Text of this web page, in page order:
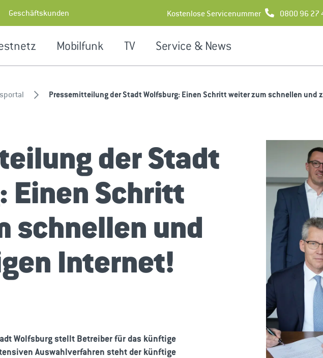
Geschäftskunden 0800 96 27
Kostenlose Servicenummer
Mobilfunk TV Service & News
Pressemitteilung der Stadt Wolfsburg: Einen Schritt weiter zum schnellen und
der Stadt
Einen Schritt
schnellen und
Internet!
Wolfsburg stellt Betreiber für das künftige
Auswahlverfahren steht der künftige